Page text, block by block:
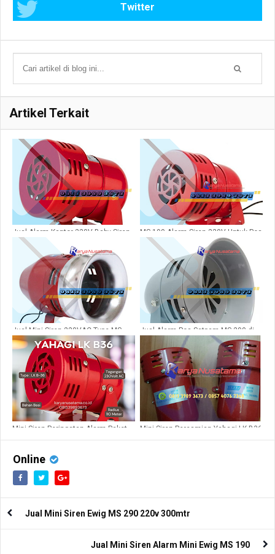
Twitter
Artikel Terkait
Jual Alarm Kantor 220V Baby Siren
LK B36
MS 190 Alarm Siren 220V Untuk Pos
Satpam
Jual Mini Siren 220VAC Type MS
390 di Surabaya
Jual Alarm Pos Satpam MS 290 di
Mini Siren Peringatan Alarm Paket
Mini Siren Peresmian Yahagi LK B36
Online
Jual Mini Siren Ewig MS 290 220v 300mtr
Jual Mini Siren Alarm Mini Ewig MS 190